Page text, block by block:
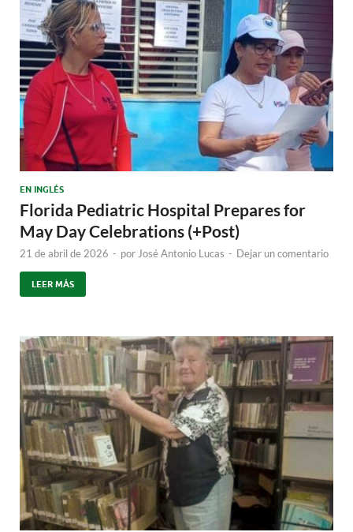
EN INGLÉS
Florida Pediatric Hospital Prepares for
May Day Celebrations (+Post)
21 de abril de 2026 - por José Antonio Lucas - Dejar un comentario
LEER MÁS